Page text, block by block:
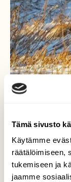
Tämä sivusto
Käytämme
räätälöimiseen,
tukemiseen ja
jaamme